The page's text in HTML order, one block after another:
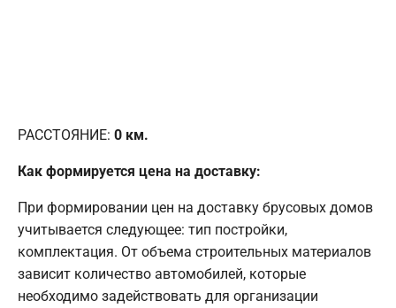
РАССТОЯНИЕ: 0 км.
Как формируется цена на доставку:
При формировании цен на доставку брусовых домов
учитывается следующее: тип постройки,
комплектация. От объема строительных материалов
зависит количество автомобилей, которые
необходимо задействовать для организации